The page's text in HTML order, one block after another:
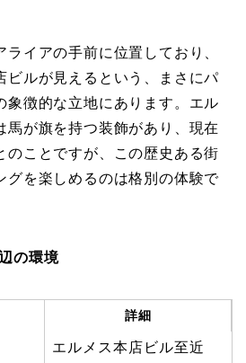
ライアの手前に位置しており、
ビルが見えるという、まさにパ
象徴的な立地にあります。エル
馬が旗を持つ装飾があり、現在
のことですが、この歴史ある街
グを楽しめるのは格別の体験で
の環境
詳細
エルメス本店ビル至近